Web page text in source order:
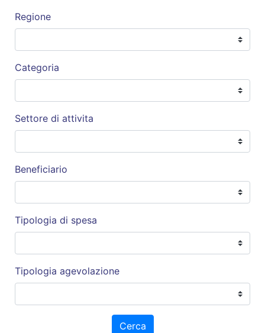
Regione
Categoria
Settore di attivita
Beneficiario
Tipologia di spesa
Tipologia agevolazione
Cerca